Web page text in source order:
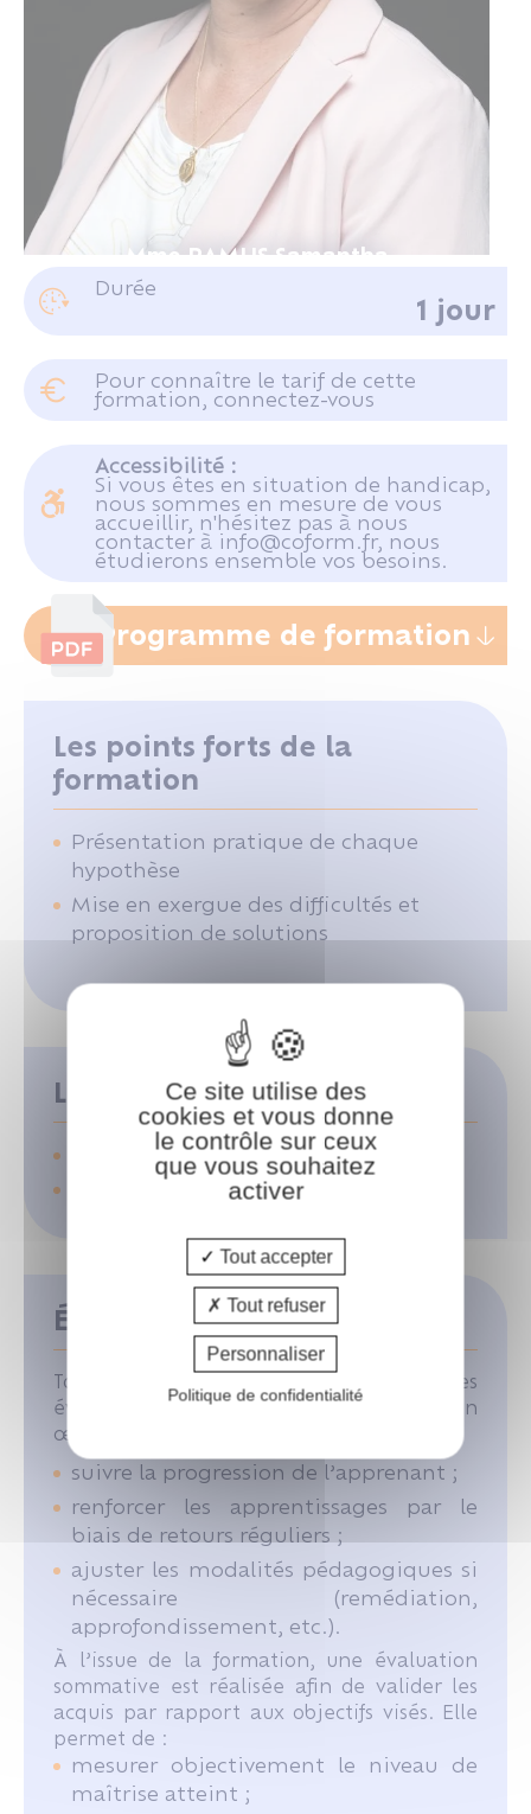
Mme RAMUS Samantha
Se connecter
Durée
1 jour
Pour connaître le tarif de cette
formation, connectez-vous
Accessibilité :
Si vous êtes en situation de handicap,
nous sommes en mesure de vous
accueillir, n'hésitez pas à nous
contacter à info@coform.fr, nous
étudierons ensemble vos besoins.
Programme de formation
Les points forts de la
formation
Présentation pratique de chaque
hypothèse
Mise en exergue des difficultés et
proposition de solutions
Les moyens pédagogiques
PowerPoint
Évaluation des acquis
Tout au long de la formation, des
évaluations formatives sont mises en
œuvre afin de :
suivre la progression de l’apprenant ;
renforcer les apprentissages par le
biais de retours réguliers ;
ajuster les modalités pédagogiques si
nécessaire (remédiation,
approfondissement, etc.).
À l’issue de la formation, une évaluation
sommative est réalisée afin de valider les
acquis par rapport aux objectifs visés. Elle
permet de :
mesurer objectivement le niveau de
maîtrise atteint ;
Ce site utilise des
cookies et vous donne
le contrôle sur ceux
que vous souhaitez
activer
Tout accepter
Tout refuser
Personnaliser
Politique de confidentialité